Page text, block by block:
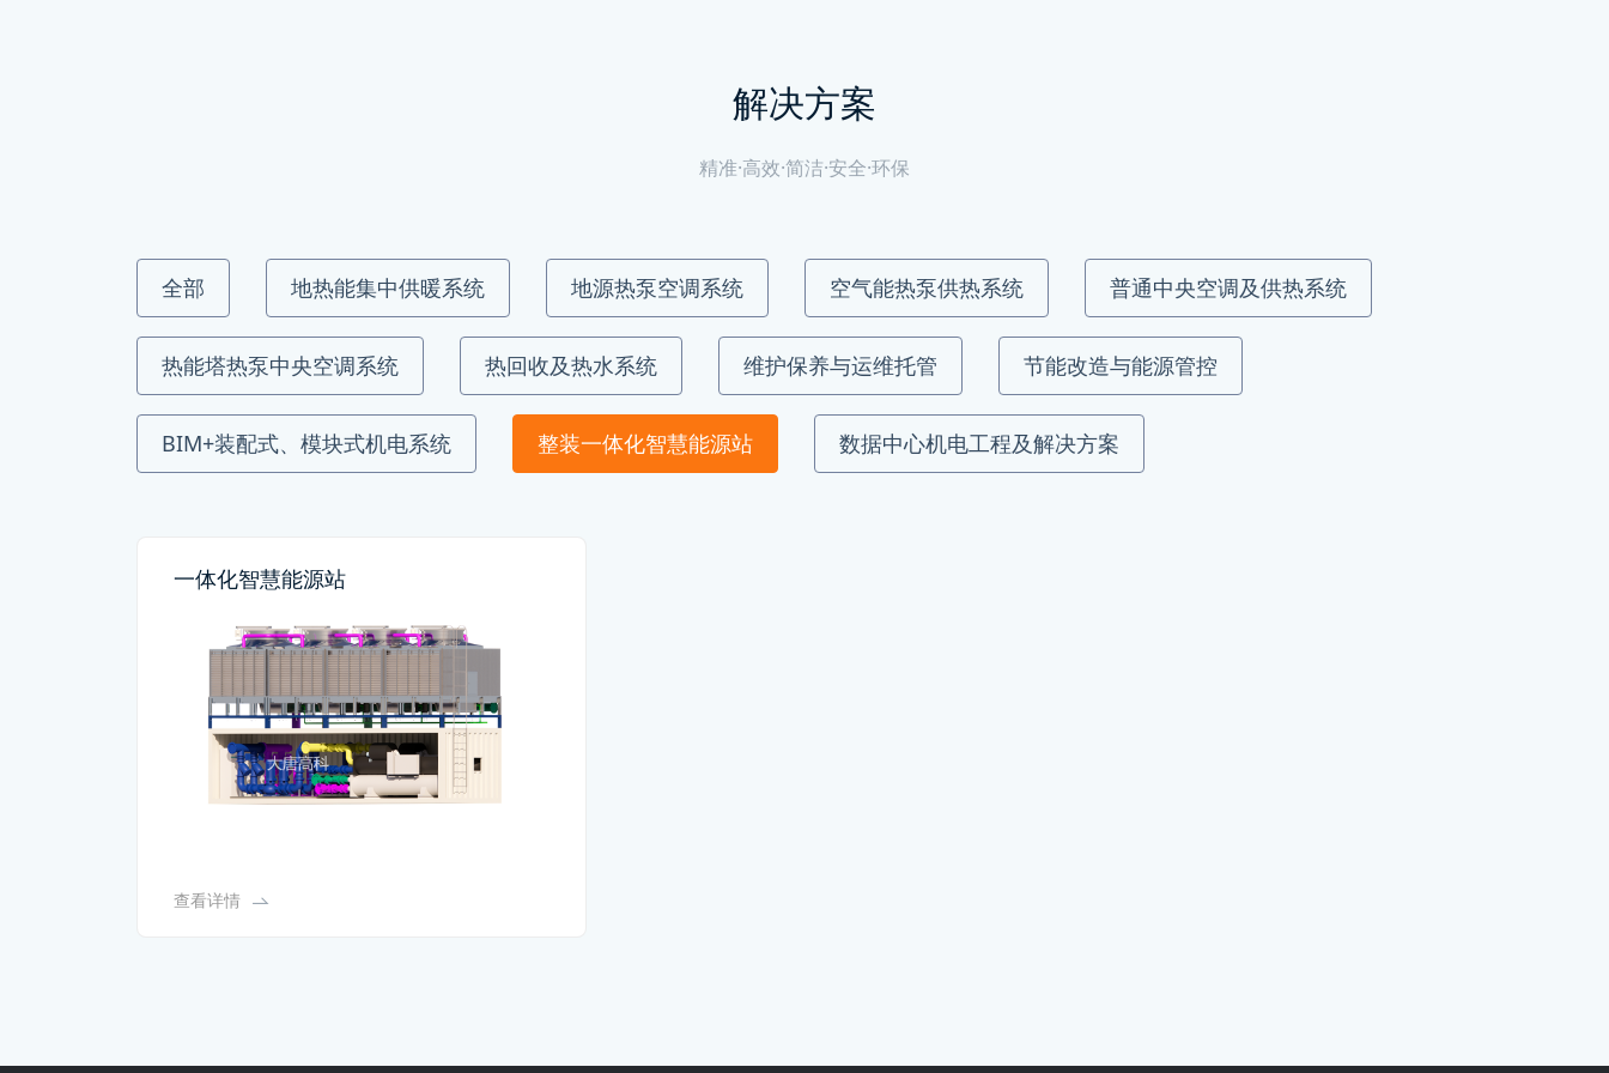
解决方案
精准·高效·简洁·安全·环保
全部 地热能集中供暖系统 地源热泵空调系统 空气能热泵供热系统 普通中央空调及供热系统
热能塔热泵中央空调系统 热回收及热水系统 维护保养与运维托管 节能改造与能源管控
BIM+装配式、模块式机电系统 整装一体化智慧能源站 数据中心机电工程及解决方案
一体化智慧能源站
查看详情